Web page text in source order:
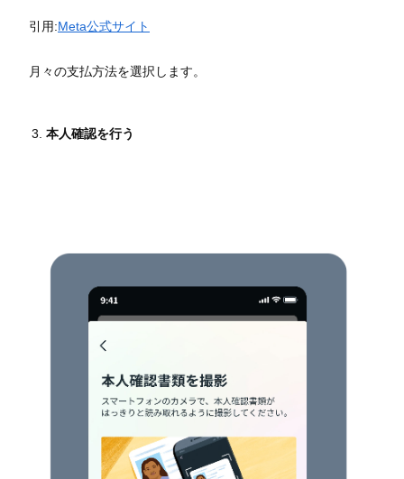
引用:Meta公式サイト
月々の支払方法を選択します。
本人確認を行う